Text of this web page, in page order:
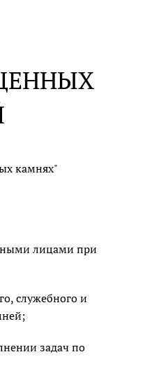
камнях"
лицами при
служебного и
задач по